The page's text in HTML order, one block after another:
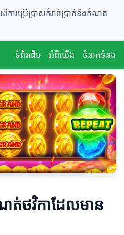
ពីការប្រើប្រាស់កំរាច់ប្រាក់និងកំណត់
ទំព័រដើម អំពីយើង ទំនាក់ទំនង
ត់ថវិកាដែលមាន